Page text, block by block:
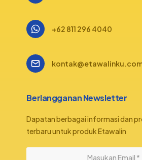
+62 811 296 4040
Berlangganan Newsletter
Dapatan berbagai informasi dan
terbaru untuk produk Etawalin